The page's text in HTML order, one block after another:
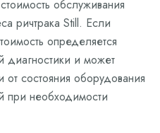
обслуживания
ричтрака Still. Если
определяется
диагностики и может
от состояния оборудования
при необходимости